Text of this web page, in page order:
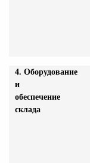
4. Оборудование
и
обеспечение
склада